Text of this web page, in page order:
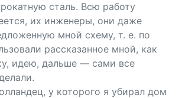
сталь. Всю работу
их инженеры, они даже
мной схему, т. е. по
рассказанное мной, как
идею, дальше — сами все
у которого я убирал дом